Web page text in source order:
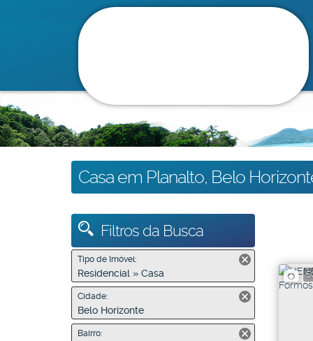
Casa em Planalto, Belo
Filtros da Busca
Tipo de Imóvel:
Residencial » Casa
Cidade:
Belo Horizonte
Bairro: